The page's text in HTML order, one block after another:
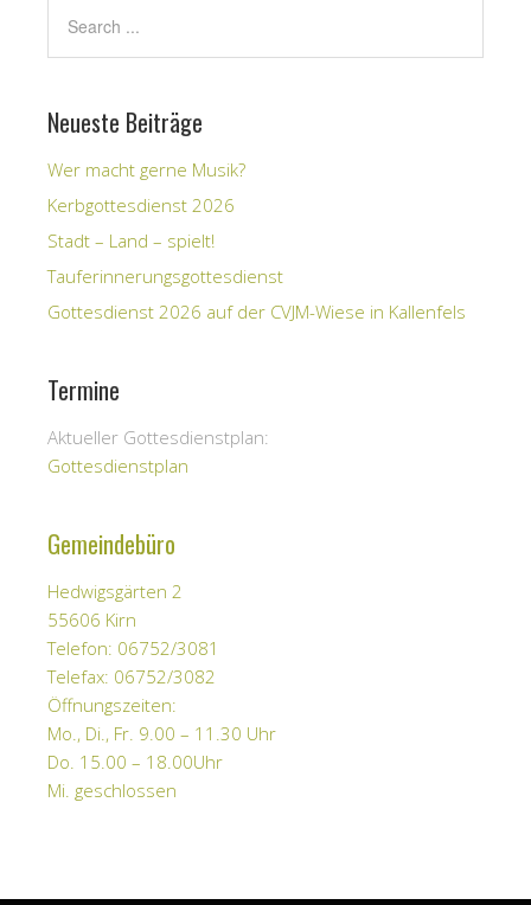
Neueste Beiträge
Wer macht gerne Musik?
Kerbgottesdienst 2026
Stadt – Land – spielt!
Tauferinnerungsgottesdienst
Gottesdienst 2026 auf der CVJM-Wiese in Kallenfels
Termine
Aktueller Gottesdienstplan:
Gottesdienstplan
Gemeindebüro
Hedwigsgärten 2
55606 Kirn
Telefon: 06752/3081
Telefax: 06752/3082
Öffnungszeiten:
Mo., Di., Fr. 9.00 – 11.30 Uhr
Do. 15.00 – 18.00Uhr
Mi. geschlossen